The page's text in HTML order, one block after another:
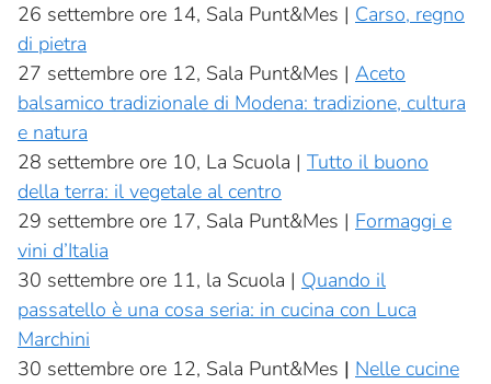
26 settembre ore 14, Sala Punt&Mes | Carso, regno
di pietra
27 settembre ore 12, Sala Punt&Mes | Aceto
balsamico tradizionale di Modena: tradizione, cultura
e natura
28 settembre ore 10, La Scuola | Tutto il buono
della terra: il vegetale al centro
29 settembre ore 17, Sala Punt&Mes | Formaggi e
vini d’Italia
30 settembre ore 11, la Scuola | Quando il
passatello è una cosa seria: in cucina con Luca
Marchini
30 settembre ore 12, Sala Punt&Mes | Nelle cucine